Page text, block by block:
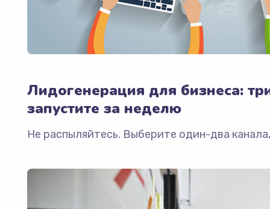
Лидогенерация для бизнеса:
запустите за неделю
Не распыляйтесь. Выберите один-два